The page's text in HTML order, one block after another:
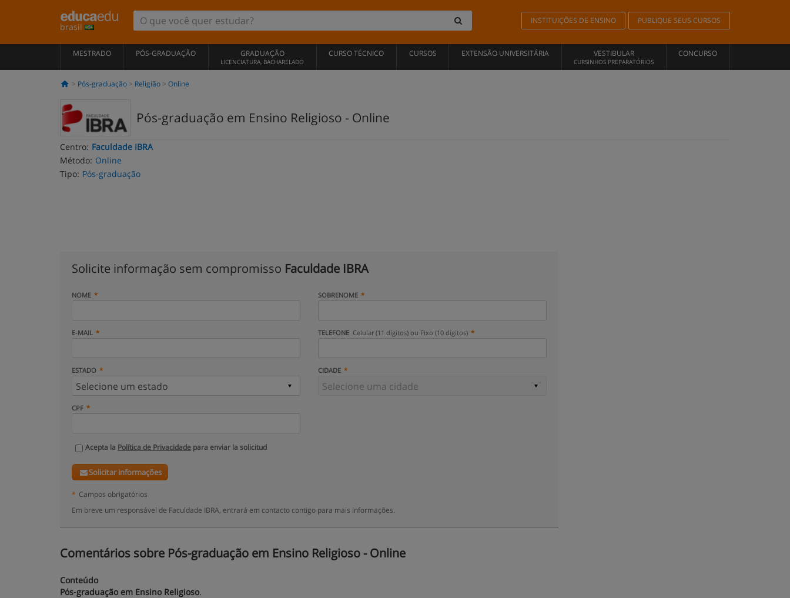
brasil
INSTITUIÇÕES DE ENSINO PUBLIQUE SEUS CURSOS
MESTRADO PÓS-GRADUAÇÃO GRADUAÇÃO
LICENCIATURA, BACHARELADO
CURSO TÉCNICO CURSOS EXTENSÃO UNIVERSITÁRIA VESTIBULAR
CURSINHOS PREPARATÓRIOS
CONCURSO
Pós-graduação Religião Online
Pós-graduação em Ensino Religioso - Online
Centro: Faculdade IBRA
Método: Online
Tipo: Pós-graduação
Solicite informação sem compromisso Faculdade IBRA
NOME SOBRENOME
E-MAIL TELEFONE Celular (11 dígitos) ou Fixo (10 dígitos)
ESTADO CIDADE
CPF
Acepta la Política de Privacidade para enviar la solicitud
Solicitar informações
* Campos obrigatórios
Em breve um responsável de Faculdade IBRA, entrará em contacto contigo para mais informações.
Comentários sobre Pós-graduação em Ensino Religioso - Online
Conteúdo
Pós-graduação em Ensino Religioso.